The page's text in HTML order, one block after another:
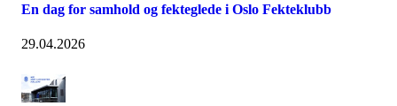
En dag for samhold og fekteglede i Oslo Fekteklubb
29.04.2026